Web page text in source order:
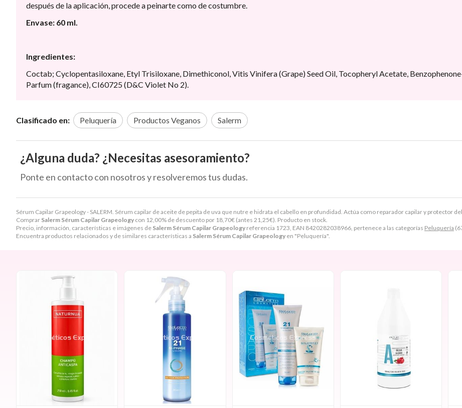
Sérum Capilar Grapeology - SALERM. Sérum capilar de aceite de pepita de uva que nutre e hidrata el cabello en profundidad. Actúa como reparador capilar y protector
Comprar Salerm Sérum Capilar Grapeology con 12,00% de descuento por 18,70€ (antes 21,25€). Producto en stock.
Precio, información, características e imágenes de Salerm Sérum Capilar Grapeology referencia 1723, EAN 8420282038966, pertenece a las categorías Peluquería
Encuentra productos relacionados y de similares características a Salerm Sérum Capilar Grapeology en "Peluquería".
después de la aplicación, procede a peinarte como de costumbre.
Envase: 60 ml.
Ingredientes:
Coctab; Cyclopentasiloxane, Etyl Trisiloxane, Dimethiconol, Vitis Vinifera (Grape) Seed Oil, Tocopheryl Acetate,
Parfum (fragance), CI60725 (D&C Violet No 2).
Clasificado en: Peluquería Productos Veganos Salerm
¿Alguna duda? ¿Necesitas asesoramiento?
Ponte en contacto con nosotros y resolveremos tus dudas.